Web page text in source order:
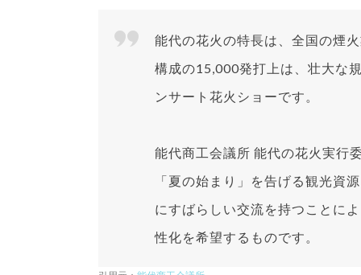
能代の花火の特長は、全国の煙
構成の15,000発打上は、壮大な
ンサート花火ショーです。
能代商工会議所 能代の花火実行
「夏の始まり」を告げる観光資
にすばらしい交流を持つことに
性化を希望するものです。